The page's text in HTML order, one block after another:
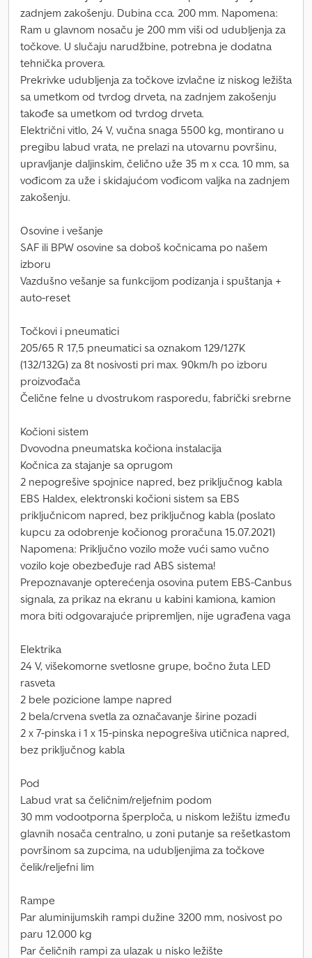
zadnjem zakošenju. Dubina cca. 200 mm. Napomena:
Ram u glavnom nosaču je 200 mm viši od udubljenja za
točkove. U slučaju narudžbine, potrebna je dodatna
tehnička provera.
Prekrivke udubljenja za točkove izvlačne iz niskog ležišta
sa umetkom od tvrdog drveta, na zadnjem zakošenju
takođe sa umetkom od tvrdog drveta.
Električni vitlo, 24 V, vučna snaga 5500 kg, montirano u
pregibu labud vrata, ne prelazi na utovarnu površinu,
upravljanje daljinskim, čelično uže 35 m x cca. 10 mm, sa
vođicom za uže i skidajućom vođicom valjka na zadnjem
zakošenju.
Osovine i vešanje
SAF ili BPW osovine sa doboš kočnicama po našem
izboru
Vazdušno vešanje sa funkcijom podizanja i spuštanja +
auto-reset
Točkovi i pneumatici
205/65 R 17,5 pneumatici sa oznakom 129/127K
(132/132G) za 8t nosivosti pri max. 90km/h po izboru
proizvođača
Čelične felne u dvostrukom rasporedu, fabrički srebrne
Kočioni sistem
Dvovodna pneumatska kočiona instalacija
Kočnica za stajanje sa oprugom
2 nepogrešive spojnice napred, bez priključnog kabla
EBS Haldex, elektronski kočioni sistem sa EBS
priključnicom napred, bez priključnog kabla (poslato
kupcu za odobrenje kočionog proračuna 15.07.2021)
Napomena: Priključno vozilo može vući samo vučno
vozilo koje obezbeđuje rad ABS sistema!
Prepoznavanje opterećenja osovina putem EBS-Canbus
signala, za prikaz na ekranu u kabini kamiona, kamion
mora biti odgovarajuće pripremljen, nije ugrađena vaga
Elektrika
24 V, višekomorne svetlosne grupe, bočno žuta LED
rasveta
2 bele pozicione lampe napred
2 bela/crvena svetla za označavanje širine pozadi
2 x 7-pinska i 1 x 15-pinska nepogrešiva utičnica napred,
bez priključnog kabla
Pod
Labud vrat sa čeličnim/reljefnim podom
30 mm vodootporna šperploča, u niskom ležištu između
glavnih nosača centralno, u zoni putanje sa rešetkastom
površinom sa zupcima, na udubljenjima za točkove
čelik/reljefni lim
Rampe
Par aluminijumskih rampi dužine 3200 mm, nosivost po
paru 12.000 kg
Par čeličnih rampi za ulazak u nisko ležište